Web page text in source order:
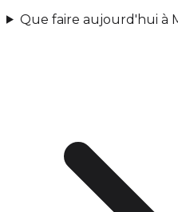
Que faire aujourd'hui à